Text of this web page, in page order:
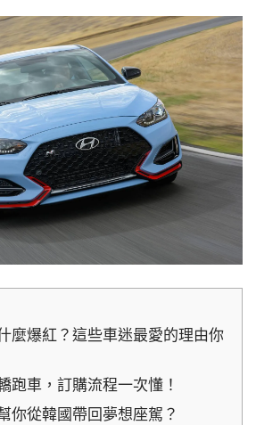
麼爆紅？這些車迷最愛的理由你
跑車，訂購流程一次懂！
你從韓國帶回夢想座駕？